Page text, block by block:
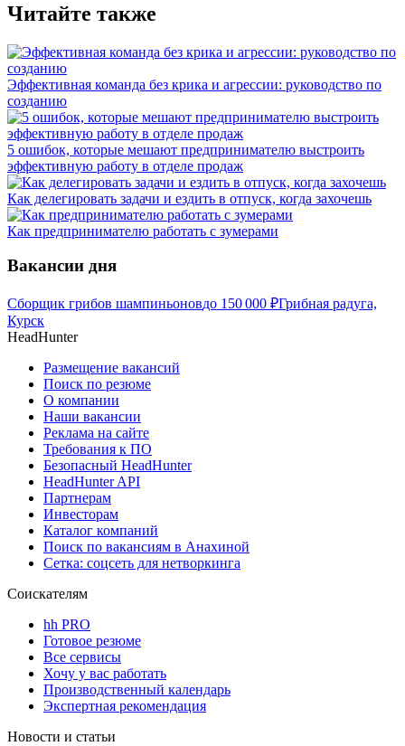
Читайте также
Эффективная команда без крика и агрессии: руководство по
созданию
5 ошибок, которые мешают предпринимателю выстроить
эффективную работу в отделе продаж
Как делегировать задачи и ездить в отпуск, когда захочешь
Как предпринимателю работать с зумерами
Вакансии дня
Сборщик грибов шампиньоновдо 150 000 ₽Грибная радуга,
Курск
HeadHunter
Размещение вакансий
Поиск по резюме
О компании
Наши вакансии
Реклама на сайте
Требования к ПО
Безопасный HeadHunter
HeadHunter API
Партнерам
Инвесторам
Каталог компаний
Поиск по вакансиям в Анахиной
Сетка: соцсеть для нетворкинга
Соискателям
hh PRO
Готовое резюме
Все сервисы
Хочу у вас работать
Производственный календарь
Экспертная рекомендация
Новости и статьи